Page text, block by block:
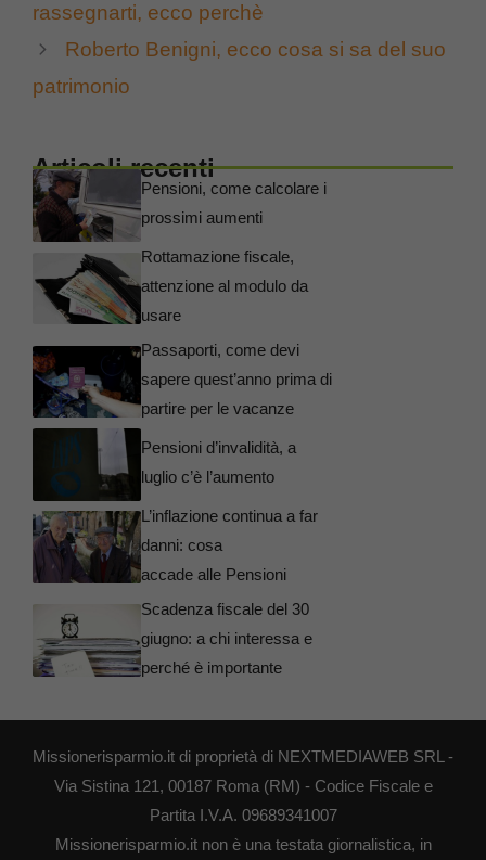
rassegnarti, ecco perchè
Roberto Benigni, ecco cosa si sa del suo
patrimonio
Articoli recenti
Pensioni, come calcolare i
prossimi aumenti
Rottamazione fiscale,
attenzione al modulo da
usare
Passaporti, come devi
sapere quest’anno prima di
partire per le vacanze
Pensioni d’invalidità, a
luglio c’è l’aumento
L’inflazione continua a far
danni: cosa
accade alle Pensioni
Scadenza fiscale del 30
giugno: a chi interessa e
perché è importante
Missionerisparmio.it di proprietà di NEXTMEDIAWEB SRL -
Via Sistina 121, 00187 Roma (RM) - Codice Fiscale e
Partita I.V.A. 09689341007
Missionerisparmio.it non è una testata giornalistica, in